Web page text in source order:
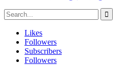
Likes
Followers
Subscribers
Followers